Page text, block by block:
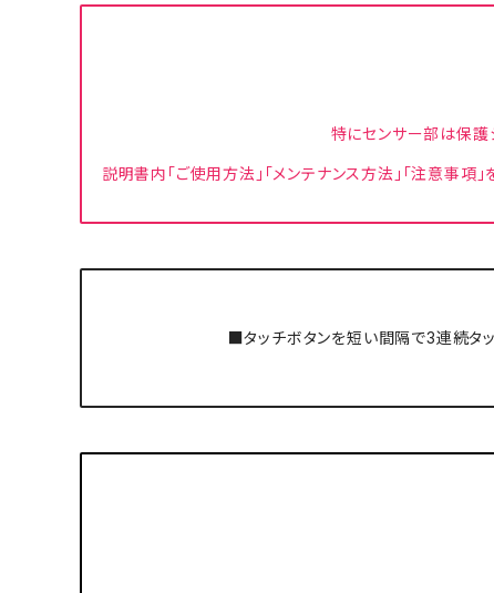
特にセンサー部は保護
説明書内「ご使用方法」「メンテナンス方法」「注意事
■タッチボタンを短い間隔で3連続タ